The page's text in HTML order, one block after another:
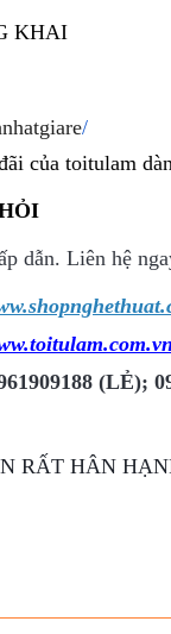
KHAI
/
của toitulam
dẫn. Liên hệ
(LẺ);
RẤT HÂN